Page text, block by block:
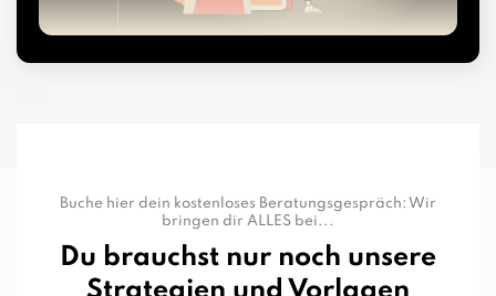
Buche hier dein kostenloses Beratungsgespräch: Wir
bringen dir ALLES bei...
Du brauchst nur noch unsere